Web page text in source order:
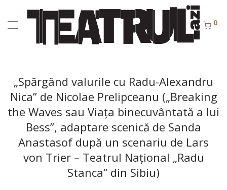
0
„Spărgând valurile cu Radu-Alexandru
Nica” de Nicolae Prelipceanu („Breaking
the Waves sau Viaţa binecuvântată a lui
Bess”, adaptare scenică de Sanda
Anastasof după un scenariu de Lars
von Trier – Teatrul Naţional „Radu
Stanca“ din Sibiu)